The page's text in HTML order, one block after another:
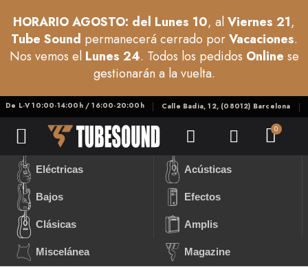
HORARIO AGOSTO: del Lunes 10, alViernes 21,
Tube Sound permanecerá cerrado porVacaciones.
Nos vemos el Lunes 24. Todos los pedidos Online se
gestionarán a la vuelta.
De L-V 10:00-14:00h / 16:00-20:00h Calle Badia, 12, (08012) Barcelona
Eléctricas Acústicas
Bajos Efectos
Clásicas Amplis
Miscelánea Magazine